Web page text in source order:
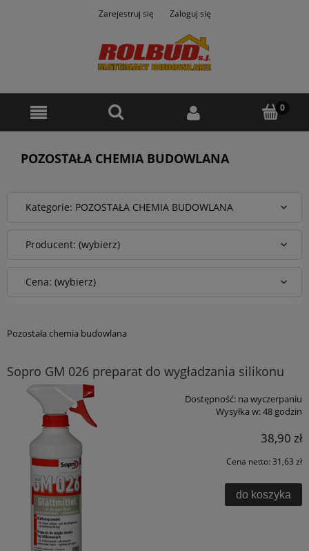
Zarejestruj się Zaloguj się
POZOSTAŁA CHEMIA BUDOWLANA
Kategorie: POZOSTAŁA CHEMIA BUDOWLANA
Producent: (wybierz)
Cena: (wybierz)
Pozostała chemia budowlana
Sopro GM 026 preparat do wygładzania silikonu
Dostępność: na wyczerpaniu
Wysyłka w:48 godzin
38,90 zł
Cena netto: 31,63 zł
do koszyka